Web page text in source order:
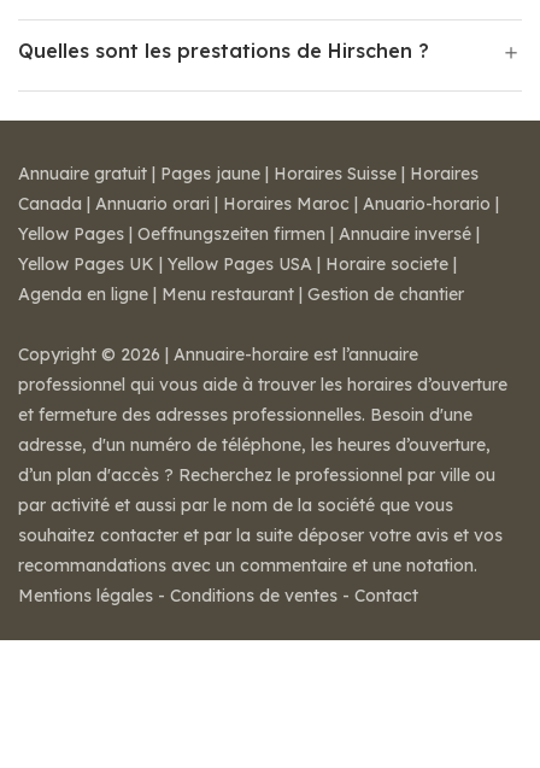
Quelles sont les prestations de Hirschen ?
Annuaire gratuit | Pages jaune | Horaires Suisse | Horaires
Canada | Annuario orari | Horaires Maroc | Anuario-horario |
Yellow Pages | Oeffnungszeiten firmen | Annuaire inversé |
Yellow Pages UK | Yellow Pages USA | Horaire societe |
Agenda en ligne | Menu restaurant | Gestion de chantier
Copyright © 2026 | Annuaire-horaire est l’annuaire
professionnel qui vous aide à trouver les horaires d’ouverture
et fermeture des adresses professionnelles. Besoin d'une
adresse, d'un numéro de téléphone, les heures d’ouverture,
d’un plan d'accès ? Recherchez le professionnel par ville ou
par activité et aussi par le nom de la société que vous
souhaitez contacter et par la suite déposer votre avis et vos
recommandations avec un commentaire et une notation.
Mentions légales - Conditions de ventes - Contact